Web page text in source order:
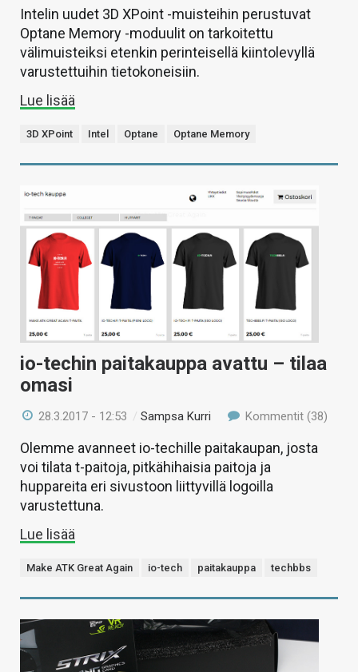
Intelin uudet 3D XPoint -muisteihin perustuvat
Optane Memory -moduulit on tarkoitettu
välimuisteiksi etenkin perinteisellä kiintolevyllä
varustettuihin tietokoneisiin.
Lue lisää
3D XPoint Intel Optane Optane Memory
io-techin paitakauppa avattu – tilaa
omasi
28.3.2017 - 12:53 /Sampsa Kurri Kommentit (38)
Olemme avanneet io-techille paitakaupan, josta
voi tilata t-paitoja, pitkähihaisia paitoja ja
huppareita eri sivustoon liittyvillä logoilla
varustettuna.
Lue lisää
Make ATK Great Again io-tech paitakauppa techbbs